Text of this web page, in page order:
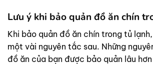
Lưu ý khi bảo quản đồ ăn chín
Khi bảo quản đồ ăn chín trong tủ
một vài nguyên tắc sau. Những
đồ ăn của bạn được bảo quản lâu